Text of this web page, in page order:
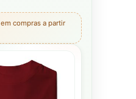
em compras a partir